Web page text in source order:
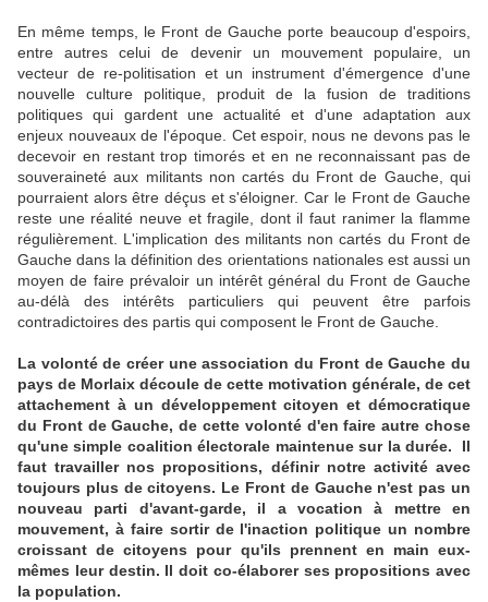
En même temps, le Front de Gauche porte beaucoup d'espoirs,
entre autres celui de devenir un mouvement populaire, un
vecteur de re-politisation et un instrument d'émergence d'une
nouvelle culture politique, produit de la fusion de traditions
politiques qui gardent une actualité et d'une adaptation aux
enjeux nouveaux de l'époque. Cet espoir, nous ne devons pas le
decevoir en restant trop timorés et en ne reconnaissant pas de
souveraineté aux militants non cartés du Front de Gauche, qui
pourraient alors être déçus et s'éloigner. Car le Front de Gauche
reste une réalité neuve et fragile, dont il faut ranimer la flamme
régulièrement. L'implication des militants non cartés du Front de
Gauche dans la définition des orientations nationales est aussi un
moyen de faire prévaloir un intérêt général du Front de Gauche
au-délà des intérêts particuliers qui peuvent être parfois
contradictoires des partis qui composent le Front de Gauche.
La volonté de créer une association du Front de Gauche du
pays de Morlaix découle de cette motivation générale, de cet
attachement à un développement citoyen et démocratique
du Front de Gauche, de cette volonté d'en faire autre chose
qu'une simple coalition électorale maintenue sur la durée. Il
faut travailler nos propositions, définir notre activité avec
toujours plus de citoyens. Le Front de Gauche n'est pas un
nouveau parti d'avant-garde, il a vocation à mettre en
mouvement, à faire sortir de l'inaction politique un nombre
croissant de citoyens pour qu'ils prennent en main eux-
mêmes leur destin. Il doit co-élaborer ses propositions avec
la population.